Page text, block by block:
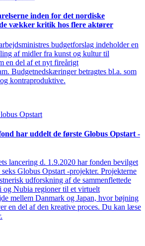
inden for det nordiske
vækker kritik hos flere aktører
budgetforslag indeholder en
af midler fra kunst og kultur til
en del af et nyt fireårigt
Budgetnedskæringer betragtes bl.a. som
kontraproduktive.
Opstart
har uddelt de første Globus Opstart -
lancering d. 1.9.2020 har fonden bevilget
Globus Opstart -projekter. Projekterne
udforskning af de sammenflettede
og Nubia regioner til et virtuelt
mellem Danmark og Japan, hvor bøjning
en del af den kreative proces. Du kan læse